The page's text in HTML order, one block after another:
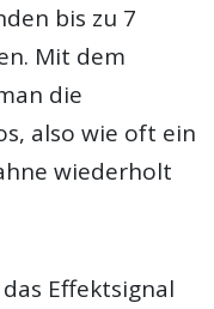
bis zu 7
Mit dem
die
also wie oft ein
wiederholt
Effektsignal